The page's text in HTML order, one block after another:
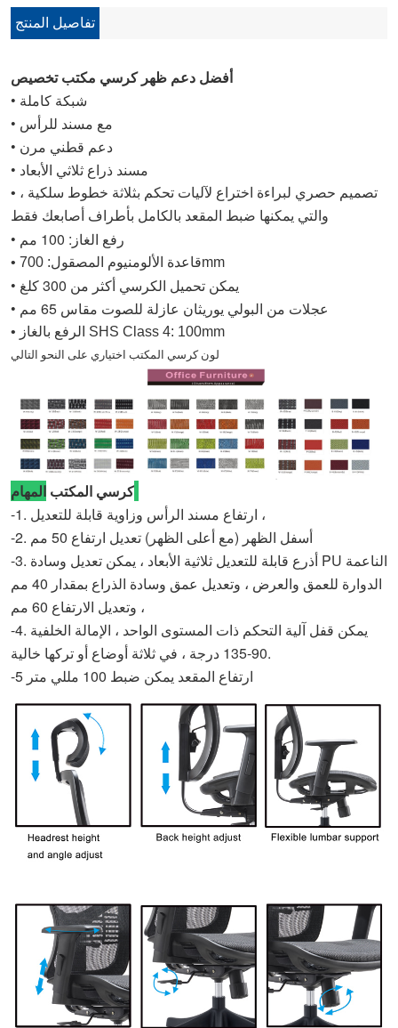
تفاصيل المنتج
أفضل دعم ظهر كرسي مكتب
• شبكة كاملة
• مع مسند للرأس
• دعم قطني مرن
• مسند ذراع ثلاثي الأبعاد
• تصميم حصري لبراءة اختراع لآليات تحكم بثلاثة خطوط سلكية ،
والتي يمكنها ضبط المقعد بالكامل بأطراف أصابعك فقط
• رفع الغاز: 100 مم
• قاعدة الألومنيوم المصقول: 700mm
• يمكن تحميل الكرسي أكثر من 300 كلغ
• عجلات من البولي يوريثان عازلة للصوت مقاس 65 مم
• الرفع بالغاز SHS Class 4: 100mm
لون كرسي المكتب اختياري على النحو التالي
كرسي المكتب
-1. ارتفاع مسند الرأس وزاوية قابلة للتعديل ،
-2. أسفل الظهر (مع أعلى الظهر) تعديل ارتفاع 50 مم
-3. أذرع قابلة للتعديل ثلاثية الأبعاد ، يمكن تعديل وسادة PU الناعمة
الدوارة للعمق والعرض ، وتعديل عمق وسادة الذراع بمقدار 40 مم
، وتعديل الارتفاع 60 مم
-4. يمكن قفل آلية التحكم ذات المستوى الواحد ، الإمالة الخلفية
90-135 درجة ، في ثلاثة أوضاع أو تركها خالية.
-5 ارتفاع المقعد يمكن ضبط 100 مللي متر